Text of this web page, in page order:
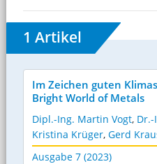
1 Artikel
Im Zeichen guten
Bright World of Metals
Dipl.-Ing. Martin Vogt,
Kristina Krüger, Gerd
Ausgabe 7 (2023)